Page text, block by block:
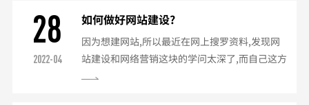
目难忘、能够起到营销作用的的网站更是凤毛麟
角。随着网络的发展，人们的鉴赏力也越来越
高，对于网站的设计也越来越在意，我们的网站
应该不仅仅是信息的简单罗列，否则就会很容易
28
2022-04
如何做好网站建设?
因为想建网站,所以最近在网上搜罗资料,发现网
站建设和网络营销这块的学问太深了,而自己这方
面的知识此时显的那么的匮乏.提供服务的网络公